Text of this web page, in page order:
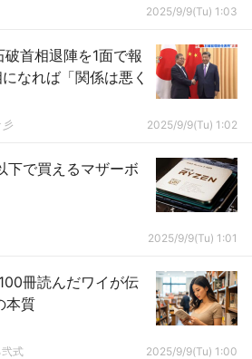
2025/9/9(Tu) 1:03
首相退陣を1面で報
なれば「関係は悪く
2025/9/9(Tu) 1:02
下で買えるマザーボ
2025/9/9(Tu) 1:01
冊読んだワイが伝
本質
式 2025/9/9(Tu) 1:00